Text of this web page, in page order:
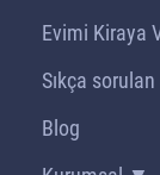
Evimi Kiraya
Sıkça
Blog